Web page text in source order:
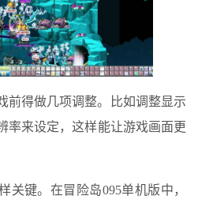
前得做几项调整。比如调整显示
率来设定，这样能让游戏画面更
关键。在冒险岛095单机版中，